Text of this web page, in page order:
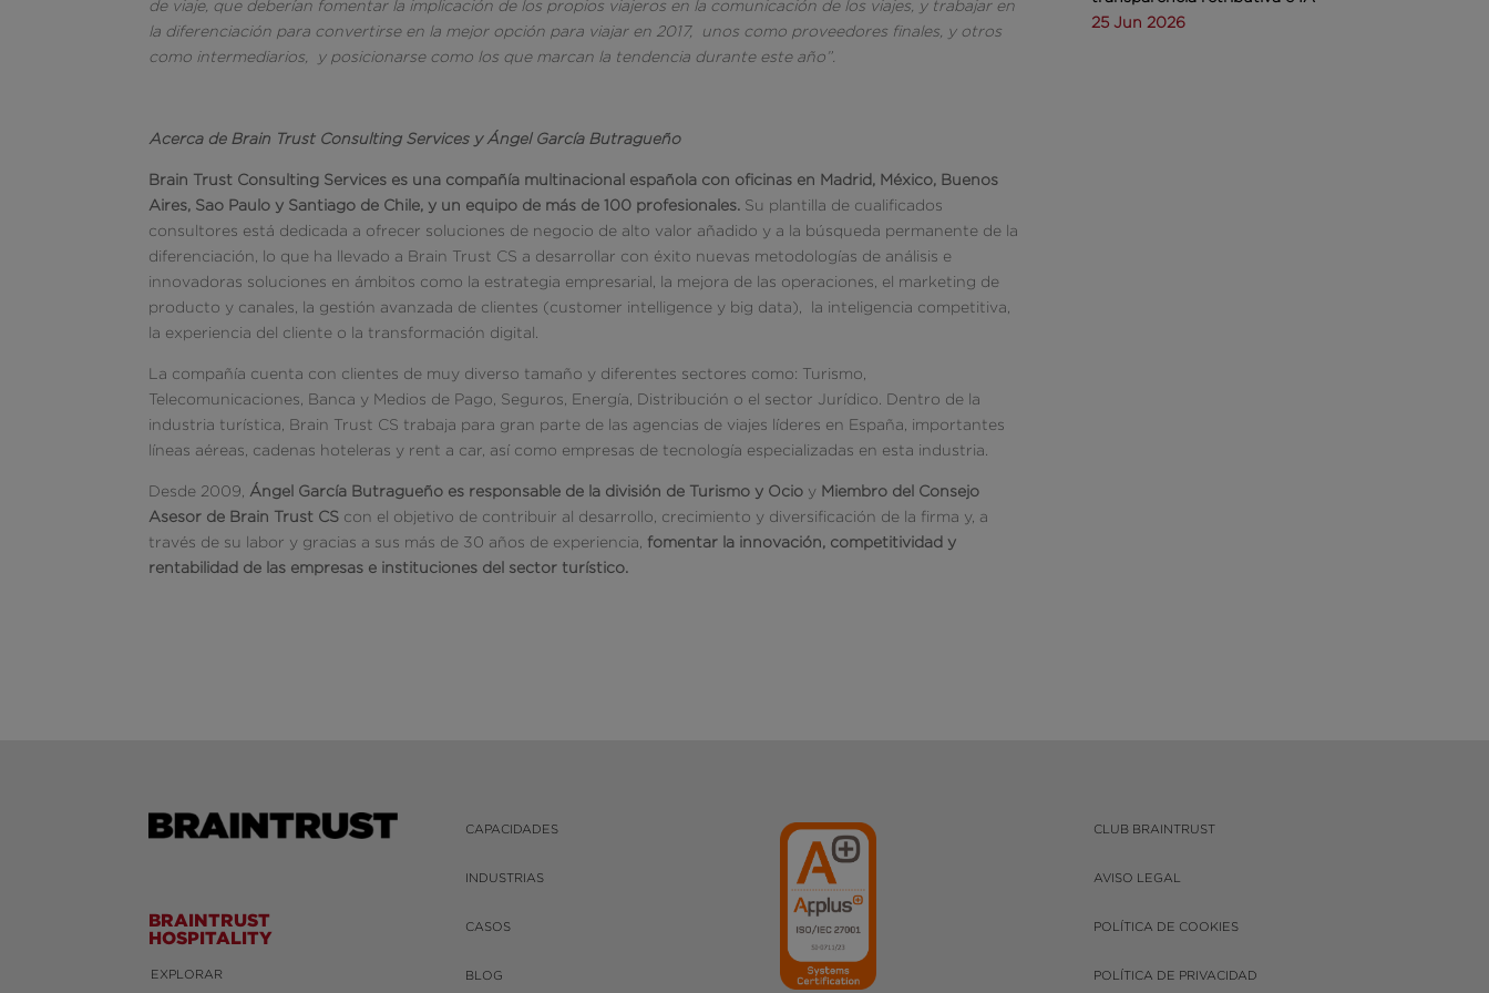
de viaje, que deberían fomentar la implicación de los propios viajeros en la comunicación de los viajes, y trabajar en
la diferenciación para convertirse en la mejor opción para viajar en 2017, unos como proveedores finales, y otros
como intermediarios, y posicionarse como los que marcan la tendencia durante este año”.
Acerca de Brain Trust Consulting Services y Ángel García Butragueño
Brain Trust Consulting Services es una compañía multinacional española con oficinas en Madrid, México, Buenos
Aires, Sao Paulo y Santiago de Chile, y un equipo de más de 100 profesionales. Su plantilla de cualificados
consultores está dedicada a ofrecer soluciones de negocio de alto valor añadido y a la búsqueda permanente de la
diferenciación, lo que ha llevado a Brain Trust CS a desarrollar con éxito nuevas metodologías de análisis e
innovadoras soluciones en ámbitos como la estrategia empresarial, la mejora de las operaciones, el marketing de
producto y canales, la gestión avanzada de clientes (customer intelligence y big data), la inteligencia competitiva,
la experiencia del cliente o la transformación digital.
La compañía cuenta con clientes de muy diverso tamaño y diferentes sectores como: Turismo,
Telecomunicaciones, Banca y Medios de Pago, Seguros, Energía, Distribución o el sector Jurídico. Dentro de la
industria turística, Brain Trust CS trabaja para gran parte de las agencias de viajes líderes en España, importantes
líneas aéreas, cadenas hoteleras y rent a car, así como empresas de tecnología especializadas en esta industria.
Desde 2009, Ángel García Butragueño es responsable de la división de Turismo y Ocio y Miembro del Consejo
Asesor de Brain Trust CS con el objetivo de contribuir al desarrollo, crecimiento y diversificación de la firma y, a
través de su labor y gracias a sus más de 30 años de experiencia, fomentar la innovación, competitividad y
rentabilidad de las empresas e instituciones del sector turístico.
25 Jun 2026
BRAINTRUST
HOSPITALITY
EXPLORAR
CAPACIDADES
INDUSTRIAS
CASOS
BLOG
CLUB BRAINTRUST
AVISO LEGAL
POLÍTICA DE COOKIES
POLÍTICA DE PRIVACIDAD